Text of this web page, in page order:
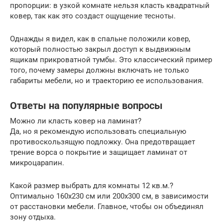
пропорции: в узкой комнате нельзя класть квадратный
ковер, так как это создаст ощущение тесноты.
Однажды я видел, как в спальне положили ковер,
который полностью закрыл доступ к выдвижным
ящикам прикроватной тумбы. Это классический пример
того, почему замеры должны включать не только
габариты мебели, но и траекторию ее использования.
Ответы на популярные вопросы
Можно ли класть ковер на ламинат?
Да, но я рекомендую использовать специальную
противоскользящую подложку. Она предотвращает
трение ворса о покрытие и защищает ламинат от
микроцарапин.
Какой размер выбрать для комнаты 12 кв.м.?
Оптимально 160х230 см или 200х300 см, в зависимости
от расстановки мебели. Главное, чтобы он объединял
зону отдыха.